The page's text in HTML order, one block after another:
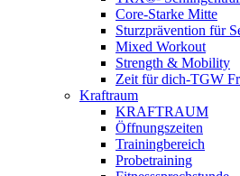
Core-Starke Mitte
Sturzprävention für
Mixed Workout
Strength & Mobility
Zeit für dich-TGW
Kraftraum
KRAFTRAUM
Öffnungszeiten
Trainingbereich
Probetraining